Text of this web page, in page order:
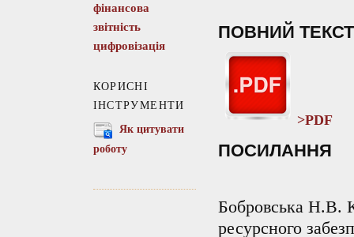
фінансова
звітність
цифровізація
КОРИСНІ
ІНСТРУМЕНТИ
Як цитувати
роботу
ПОВНИЙ
>PDF
ПОСИЛАННЯ
Бобровська Н.В.
ресурсного